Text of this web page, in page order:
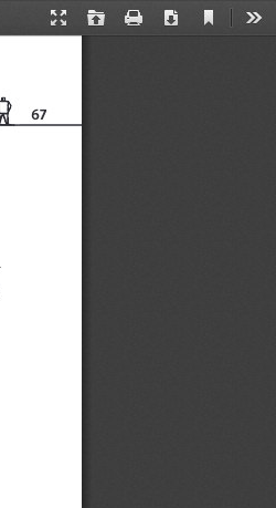
Presentation
Open Print Download
Current
67